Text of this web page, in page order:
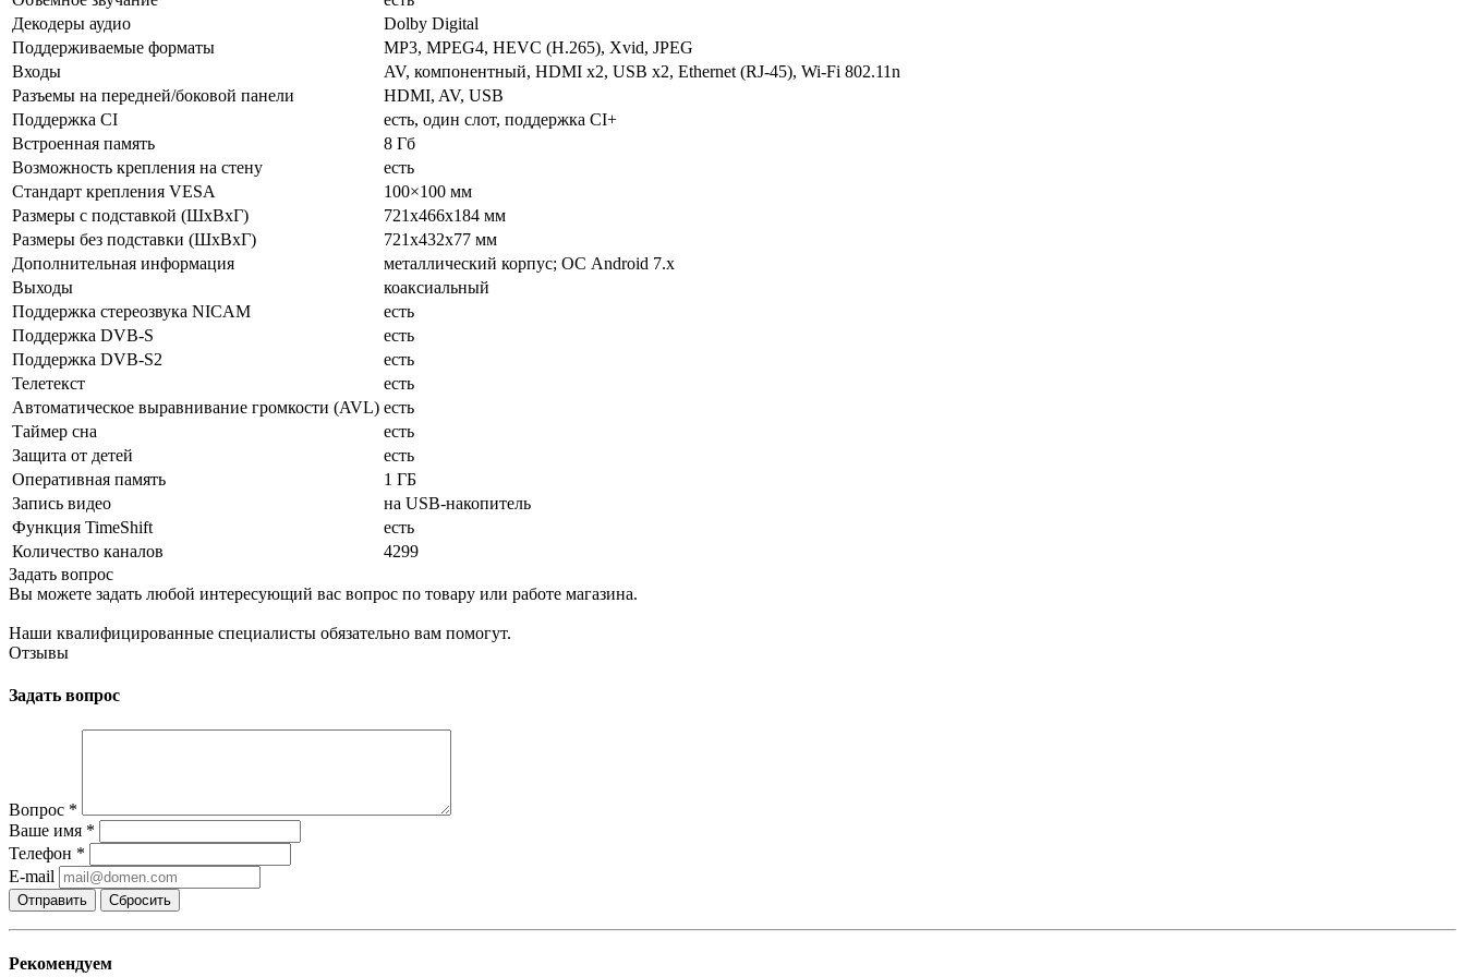
Декодеры аудио
Dolby Digital
Поддерживаемые форматы
MP3, MPEG4, HEVC (H.265), Xvid, JPEG
Входы
AV, компонентный, HDMI x2, USB x2, Ethernet (RJ-45), Wi-Fi 802.11n
Разъемы на передней/боковой панели
HDMI, AV, USB
Поддержка CI
есть, один слот, поддержка CI+
Встроенная память
8 Гб
Возможность крепления на стену
есть
Стандарт крепления VESA
100×100 мм
Размеры с подставкой (ШxВxГ)
721x466x184 мм
Размеры без подставки (ШxВxГ)
721x432x77 мм
Дополнительная информация
металлический корпус; ОС Android 7.х
Выходы
коаксиальный
Поддержка стереозвука NICAM
есть
Поддержка DVB-S
есть
Поддержка DVB-S2
есть
Телетекст
есть
Автоматическое выравнивание громкости (AVL) есть
Таймер сна
есть
Защита от детей
есть
Оперативная память
1 ГБ
Запись видео
на USB-накопитель
Функция TimeShift
есть
Количество каналов
4299
Задать вопрос
Вы можете задать любой интересующий вас вопрос по товару или работе магазина.
Наши квалифицированные специалисты обязательно вам помогут.
Отзывы
Задать вопрос
Вопрос *
Ваше имя *
Телефон *
E-mail
Сбросить
Рекомендуем